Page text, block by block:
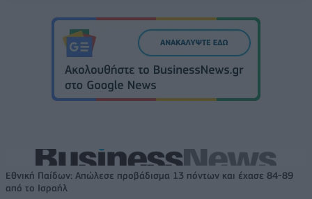
Εθνική Παίδων: Απώλεσε προβάδισμα 13 πόντων και έχασε 84-89
από το Ισραήλ